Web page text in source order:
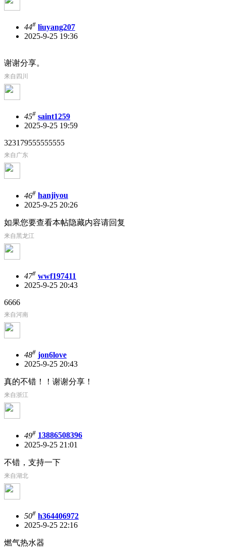
44# liuyang207
2025-9-25 19:36
谢谢分享。
来自四川
45# saint1259
2025-9-25 19:59
323179555555555
来自广东
46# hanjiyou
2025-9-25 20:26
如果您要查看本帖隐藏内容请回复
来自黑龙江
47# wwf197411
2025-9-25 20:43
6666
来自河南
48# jon6love
2025-9-25 20:43
真的不错！！谢谢分享！
来自浙江
49# 13886508396
2025-9-25 21:01
不错，支持一下
来自湖北
50# h364406972
2025-9-25 22:16
燃气热水器